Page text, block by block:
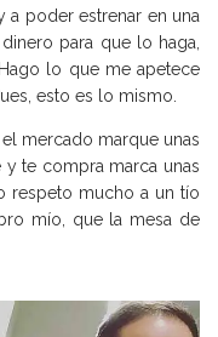
poder estrenar en una
para que lo haga,
lo que me apetece
esto es lo mismo.
mercado marque unas
te compra marca unas
respeto mucho a un tío
mío, que la mesa de